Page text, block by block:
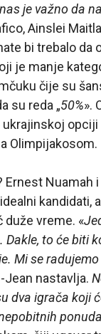
je važno da
Ainslei
bi trebalo da
je manje
čije su
su reda „50%».
opciji
Olimpijakosom.
Ernest Nuamah
kandidati,
duže vreme. «
Dakle, to će biti
Mi se
Jean nastavlja.
dva igrača koji
ponuda